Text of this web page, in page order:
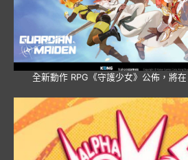
全新動作 RPG《守護少女》公佈，將